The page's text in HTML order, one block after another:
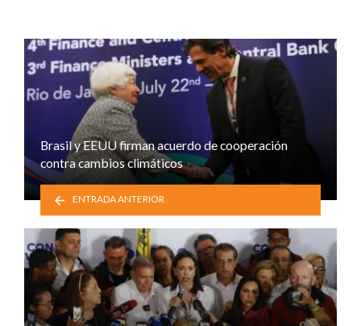
Brasil y EEUU firman acuerdo de cooperación
contra cambios climáticos
ENTRADA ANTERIOR